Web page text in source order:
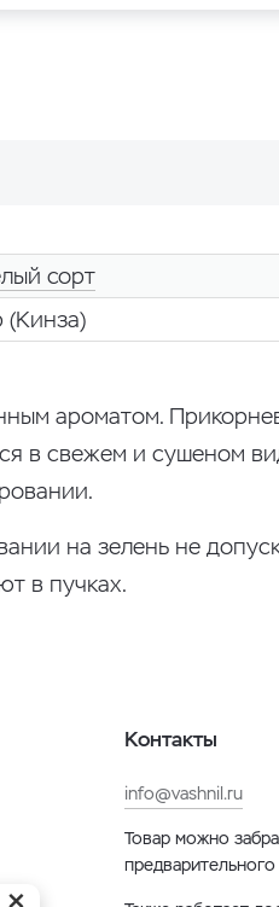
сорт
(Кинза)
ароматом.
в свежем и сушеном
на зелень не
в пучках.
Контакты
info@vashnil.ru
Товар можно
предварительного